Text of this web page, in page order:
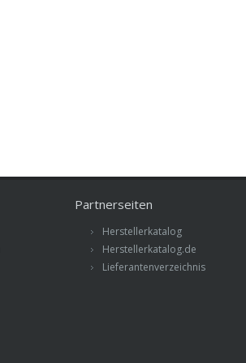
Partnerseiten
Herstellerkatalog
Herstellerkatalog.de
Lieferantenverzeichnis